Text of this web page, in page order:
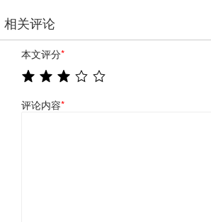
相关评论
本文评分*
评论内容*